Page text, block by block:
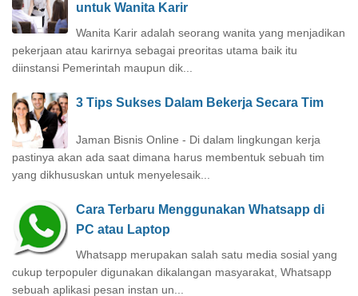
untuk Wanita Karir
Wanita Karir adalah seorang wanita yang menjadikan
pekerjaan atau karirnya sebagai preoritas utama baik itu
diinstansi Pemerintah maupun dik...
3 Tips Sukses Dalam Bekerja Secara Tim
Jaman Bisnis Online - Di dalam lingkungan kerja
pastinya akan ada saat dimana harus membentuk sebuah tim
yang dikhususkan untuk menyelesaik...
Cara Terbaru Menggunakan Whatsapp di
PC atau Laptop
Whatsapp merupakan salah satu media sosial yang
cukup terpopuler digunakan dikalangan masyarakat, Whatsapp
sebuah aplikasi pesan instan un...